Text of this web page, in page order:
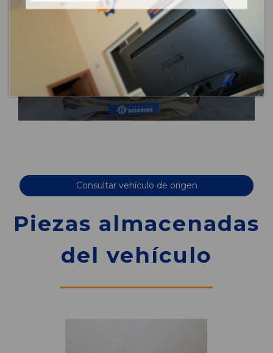
Consultar vehículo de origen
Piezas almacenadas
del vehículo